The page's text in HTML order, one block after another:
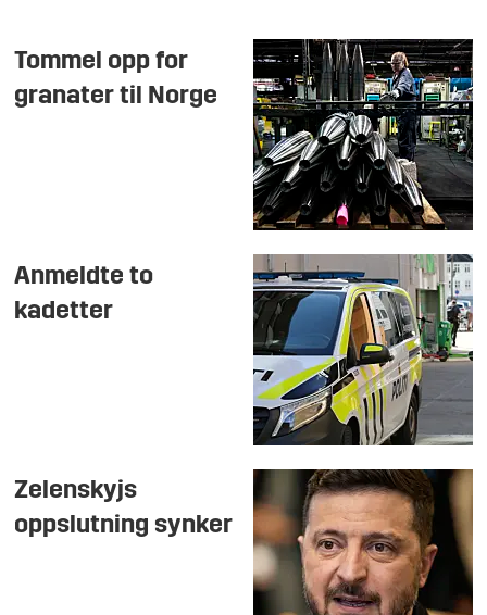
Tommel opp for
granater til Norge
Anmeldte to
kadetter
Zelenskyjs
oppslutning synker